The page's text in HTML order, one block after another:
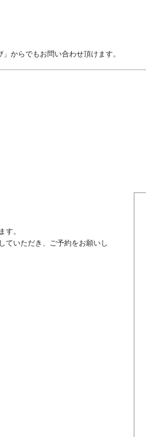
からでもお問い合わせ頂けます。
す。
ていただき、ご予約をお願いし